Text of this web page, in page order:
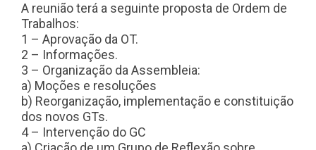
A reunião terá a seguinte proposta de Ordem de
Trabalhos:
1 – Aprovação da OT.
2 – Informações.
3 – Organização da Assembleia:
a) Moções e resoluções
b) Reorganização, implementação e constituição
dos novos GTs.
4 – Intervenção do GC